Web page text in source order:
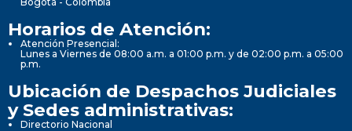
Horarios de Atención:
Atención Presencial:
Lunes a Viernes de 08:00 a.m. a 01:00 p.m. y de 02:00 p.m. a 05:00
p.m.
Ubicación de Despachos Judiciales
y Sedes administrativas:
Directorio Nacional